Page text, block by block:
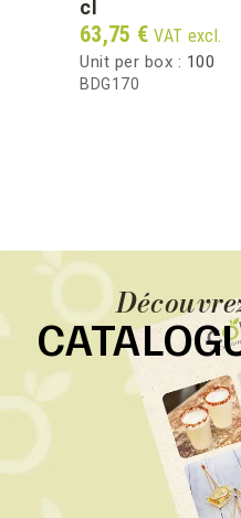
cl
Price
63,75 €VAT excl.
Unit per box : 100
BDG170